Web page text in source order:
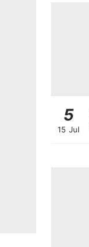
5
15 Jul